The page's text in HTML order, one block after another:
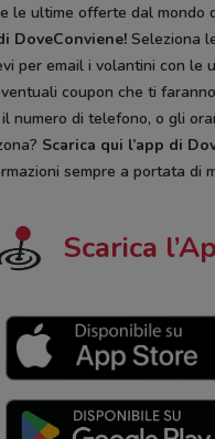
le ultime offerte dal mondo
DoveConviene! Seleziona
per email i volantini con le
coupon che ti
il numero di telefono, o gli
Scarica qui l’app di
sempre a portata di
Scarica